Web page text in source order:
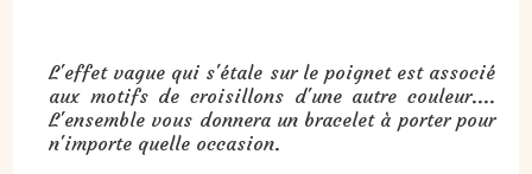
L'effet vague qui s'étale sur le poignet est associé
aux motifs de croisillons d'une autre couleur....
L'ensemble vous donnera un bracelet à porter pour
n'importe quelle occasion.